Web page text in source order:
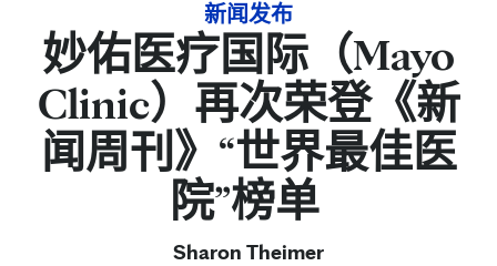
新闻发布
妙佑医疗国际（Mayo
Clinic）再次荣登《新
闻周刊》“世界最佳医
院”榜单
Sharon Theimer